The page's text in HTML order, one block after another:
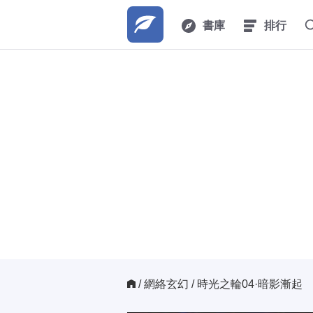
書庫 排行
/ 網絡玄幻 / 時光之輪04·暗影漸起